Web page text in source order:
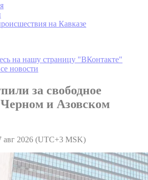
на Кавказе
на нашу страницу "ВКонтакте"
новости
за свободное
Черном и Азовском
авг 2026 (UTC+3 MSK)